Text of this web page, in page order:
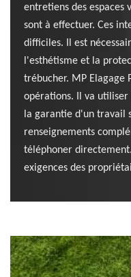
entretiens des espaces
sont à effectuer. Ces
difficiles. Il est
l'esthétisme et la
trébucher. MP Elagage
opérations. Il va utiliser
la garantie d'un travail
renseignements
téléphoner
exigences des